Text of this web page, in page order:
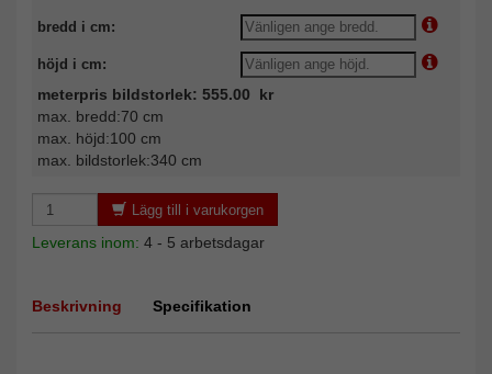
bredd i cm:
höjd i cm:
meterpris bildstorlek: 555.00 kr
max. bredd:70 cm
max. höjd:100 cm
max. bildstorlek:340 cm
Lägg till i varukorgen
Leverans inom: 4 - 5 arbetsdagar
Beskrivning Specifikation